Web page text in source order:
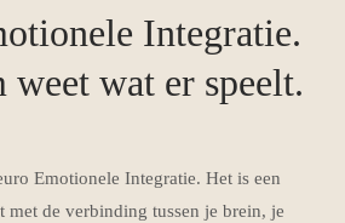
Integratie.
weet wat er speelt.
Emotionele Integratie. Het is een
met de verbinding tussen je brein, je